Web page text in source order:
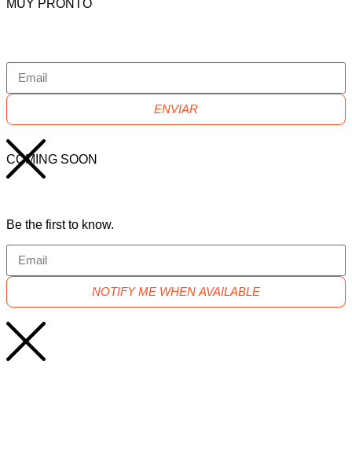
MUY PRONTO
ENVIAR
COMING SOON
Be the first to know.
NOTIFY ME WHEN AVAILABLE